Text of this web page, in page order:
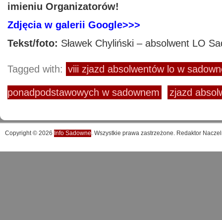
imieniu Organizatorów!
Zdjęcia w galerii Google>>>
Tekst/foto: Sławek Chyliński – absolwent LO
Tagged with: viii zjazd absolwentów lo w
ponadpodstawowych w sadownem zjazd
Copyright © 2026 Info Sadowne. Wszystkie prawa zastrzeżone. Redaktor